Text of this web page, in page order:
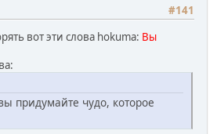
#141
вот эти слова hokuma: Вы
придумайте чудо, которое